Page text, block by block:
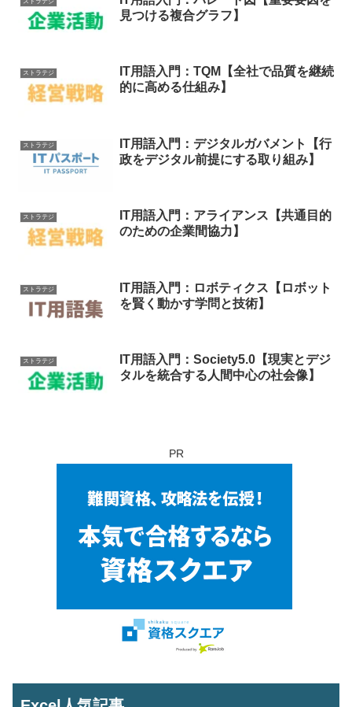
見つける複合グラフ】
ストラテジ
IT用語入門：TQM【全社で品質を継続
的に高める仕組み】
ストラテジ
IT用語入門：デジタルガバメント【行
政をデジタル前提にする取り組み】
ストラテジ
IT用語入門：アライアンス【共通目的
のための企業間協力】
ストラテジ
IT用語入門：ロボティクス【ロボット
を賢く動かす学問と技術】
ストラテジ
IT用語入門：Society5.0【現実とデジ
タルを統合する人間中心の社会像】
PR